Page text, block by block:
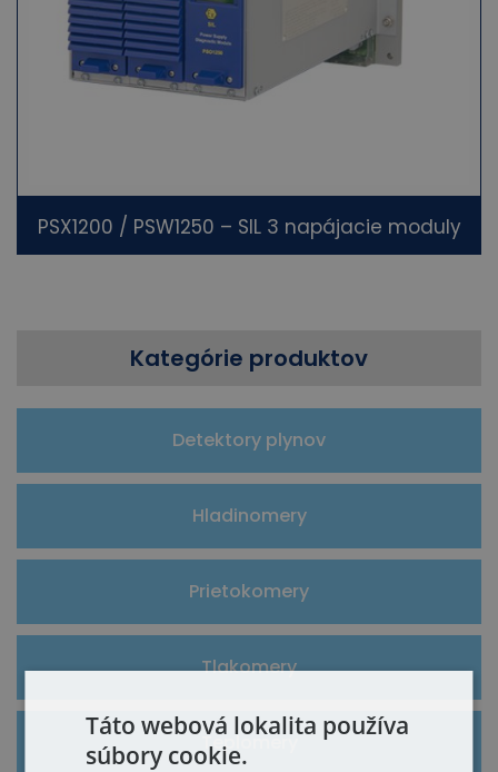
Kategórie produktov
Detektory plynov
Hladinomery
Prietokomery
Tlakomery
Teplomery
PSX1200 / PSW1250 – SIL 3 napájacie moduly
Táto webová lokalita používa
súbory cookie.